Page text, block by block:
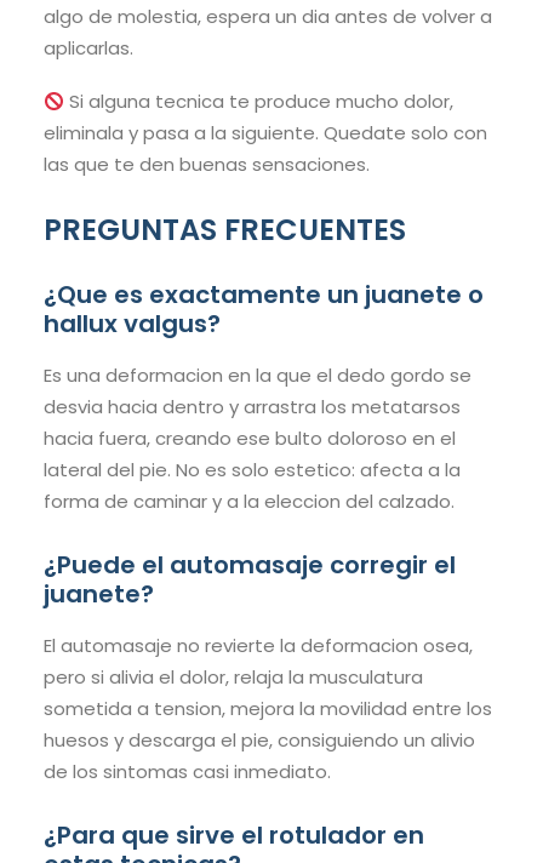
algo de molestia, espera un dia antes de volver a
aplicarlas.
Si alguna tecnica te produce mucho dolor,
eliminala y pasa a la siguiente. Quedate solo con
las que te den buenas sensaciones.
PREGUNTAS FRECUENTES
¿Que es exactamente un juanete o
hallux valgus?
Es una deformacion en la que el dedo gordo se
desvia hacia dentro y arrastra los metatarsos
hacia fuera, creando ese bulto doloroso en el
lateral del pie. No es solo estetico: afecta a la
forma de caminar y a la eleccion del calzado.
¿Puede el automasaje corregir el
juanete?
El automasaje no revierte la deformacion osea,
pero si alivia el dolor, relaja la musculatura
sometida a tension, mejora la movilidad entre los
huesos y descarga el pie, consiguiendo un alivio
de los sintomas casi inmediato.
¿Para que sirve el rotulador en